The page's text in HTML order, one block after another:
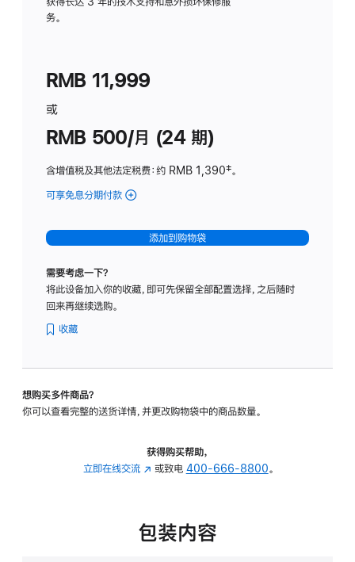
务。
RMB 11,999
或
RMB 500/月 (24 期)
含增值税及其他法定税费：约 RMB 1,390脚
‡。
可享免息分期付款 (Studio
-
标
璃
转
的
添加到购物袋
需要考虑一下？
将此设备加入你的收藏，即可先保留全部配置选择，之后随时
回来再继续选购。
收藏
想购买多件商品？
你可以查看完整的送货详情，并更改购物袋中的商品数量。
获得购买帮助，
立即在线交流 (在
中
或致电 400-666-8800。
包装内容